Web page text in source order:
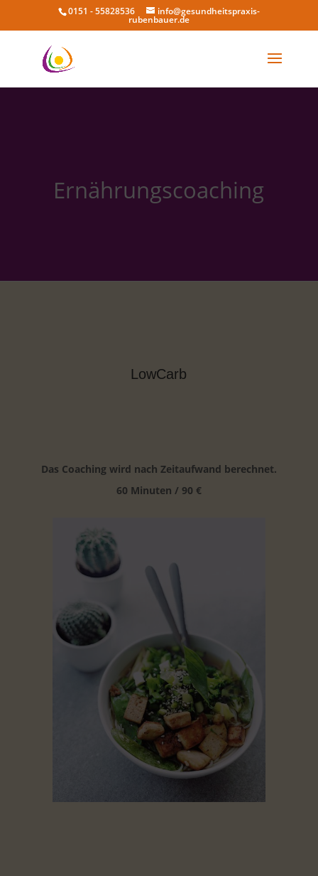
0151 - 55828536 info@gesundheitspraxis-
rubenbauer.de
Ernährungscoaching
LowCarb
Das Coaching wird nach Zeitaufwand berechnet.
60 Minuten / 90 €